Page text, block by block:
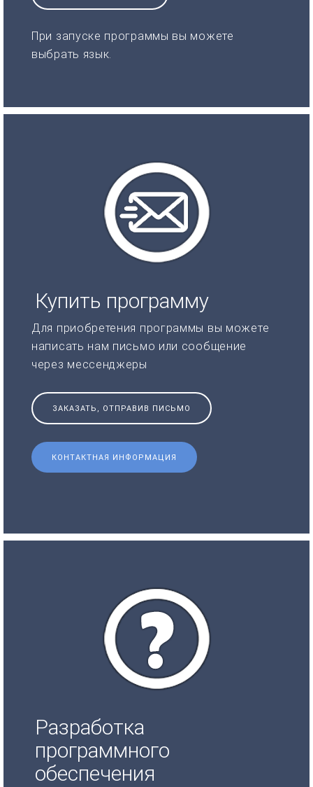
При запуске программы вы можете
выбрать язык.
Купить программу
Для приобретения программы вы можете
написать нам письмо или сообщение
через мессенджеры
ЗАКАЗАТЬ, ОТПРАВИВ ПИСЬМО
КОНТАКТНАЯ ИНФОРМАЦИЯ
Разработка
программного
обеспечения